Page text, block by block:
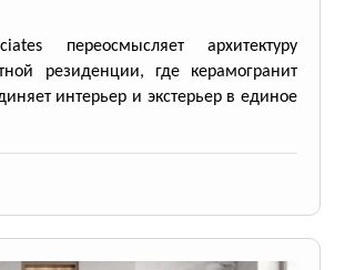
переосмысляет архитектуру
резиденции, где керамогранит
интерьер и экстерьер в единое